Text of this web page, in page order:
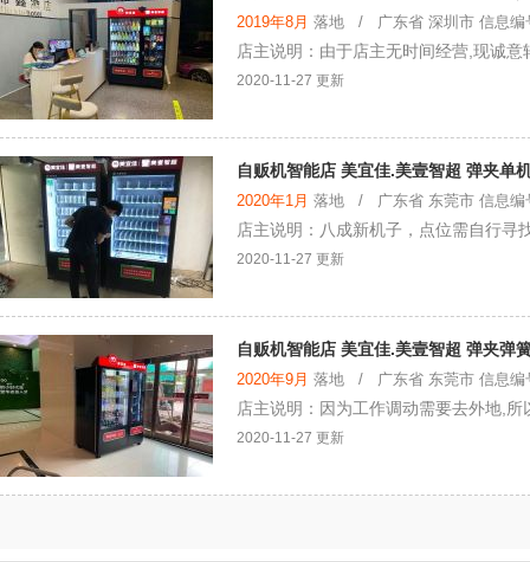
2019年8月 落地 / 广东省 深圳市 信息编
店主说明：由于店主无时间经营,现诚
2020-11-27 更新
自贩机智能店 美宜佳.美壹智超 弹夹单
2020年1月 落地 / 广东省 东莞市 信息编
店主说明：八成新机子，点位需自行寻
2020-11-27 更新
自贩机智能店 美宜佳.美壹智超 弹夹弹
2020年9月 落地 / 广东省 东莞市 信息编
店主说明：因为工作调动需要去外地,
2020-11-27 更新